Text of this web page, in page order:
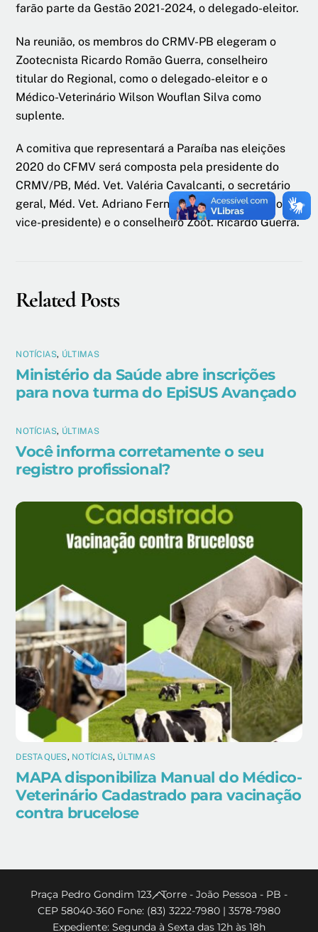
farão parte da Gestão 2021-2024, o delegado-eleitor.
Na reunião, os membros do CRMV-PB elegeram o
Zootecnista Ricardo Romão Guerra, conselheiro
titular do Regional, como o delegado-eleitor e o
Médico-Veterinário Wilson Wouflan Silva como
suplente.
A comitiva que representará a Paraíba nas eleições
2020 do CFMV será composta pela presidente do
CRMV/PB, Méd. Vet. Valéria Cavalcanti, o secretário
geral, Méd. Vet. Adriano Fernandes (substituindo o
vice-presidente) e o conselheiro Zoot. Ricardo Guerra.
Related Posts
NOTÍCIAS, ÚLTIMAS
Ministério da Saúde abre inscrições
para nova turma do EpiSUS Avançado
NOTÍCIAS, ÚLTIMAS
Você informa corretamente o seu
registro profissional?
DESTAQUES, NOTÍCIAS, ÚLTIMAS
MAPA disponibiliza Manual do Médico-
Veterinário Cadastrado para vacinação
contra brucelose
Back
To
Top
Praça Pedro Gondim 123 - Torre - João Pessoa - PB -
CEP 58040-360 Fone: (83) 3222-7980 | 3578-7980
Expediente: Segunda à Sexta das 12h às 18h